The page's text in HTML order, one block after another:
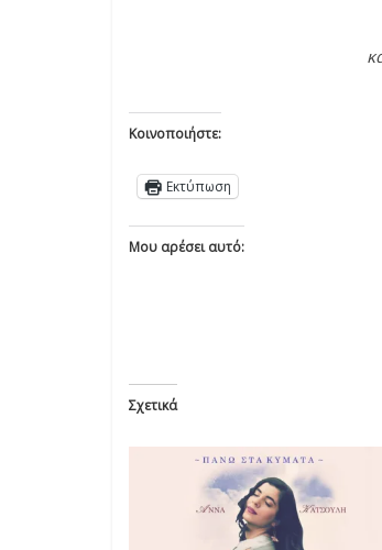
Κοινοποιήστε:
Εκτύπωση
Μου αρέσει αυτό:
Σχετικά